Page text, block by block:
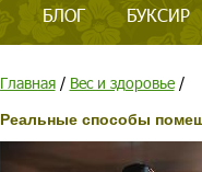
БЛОГ БУКСИР
Главная/ Вес и здоровье/
Реальные способы